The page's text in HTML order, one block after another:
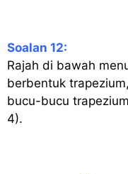
Soalan 12:
Rajah di bawah
berbentuk trapezium,
bucu-bucu
4).